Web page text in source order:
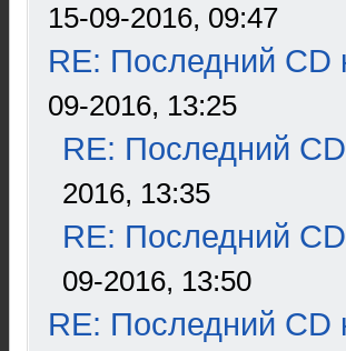
15-09-2016, 09:47
RE: Последний CD
09-2016, 13:25
RE: Последний
2016, 13:35
RE: Последний
09-2016, 13:50
RE: Последний CD